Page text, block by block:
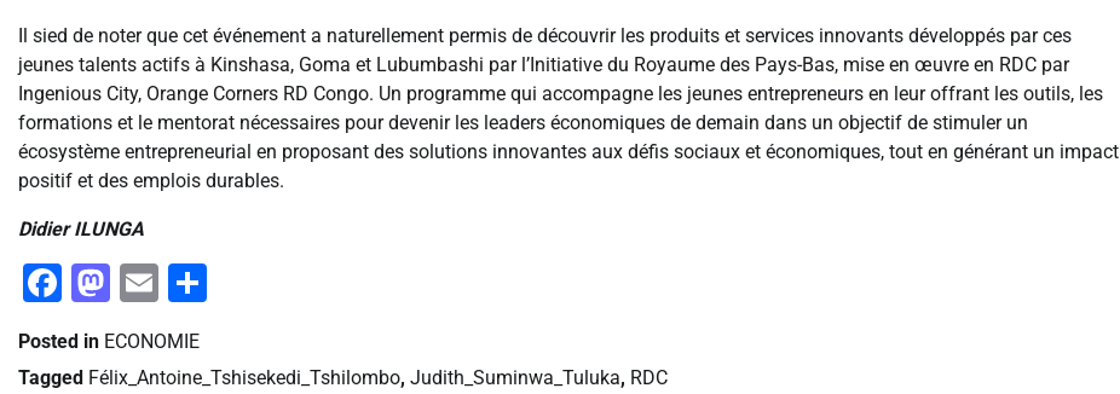
Il sied de noter que cet événement a naturellement permis de découvrir les produits et services innovants développés par ces
jeunes talents actifs à Kinshasa, Goma et Lubumbashi par l’Initiative du Royaume des Pays-Bas, mise en œuvre en RDC par
Ingenious City, Orange Corners RD Congo. Un programme qui accompagne les jeunes entrepreneurs en leur offrant les outils, les
formations et le mentorat nécessaires pour devenir les leaders économiques de demain dans un objectif de stimuler un
écosystème entrepreneurial en proposant des solutions innovantes aux défis sociaux et économiques, tout en générant un impact
positif et des emplois durables.
Didier ILUNGA
Facebook
Mastodon
Email
Posted in ECONOMIE
Tagged Félix_Antoine_Tshisekedi_Tshilombo, Judith_Suminwa_Tuluka, RDC